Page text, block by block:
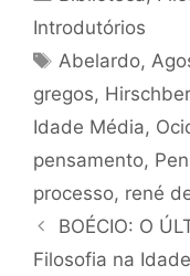
Introdutórios
Tags
Abelardo,
gregos,
Idade Média,
pensamento,
processo, rené
BOÉCIO: O
Filosofia na